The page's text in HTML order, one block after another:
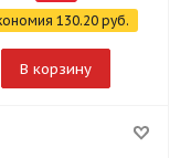
130.20руб.
В корзину